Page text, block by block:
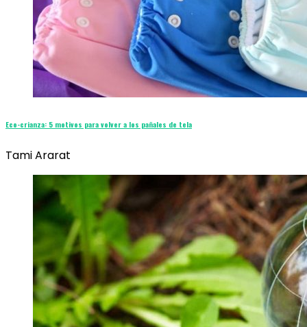
Eco-crianza: 5 motivos para volver a los pañales de tela
Tami Ararat